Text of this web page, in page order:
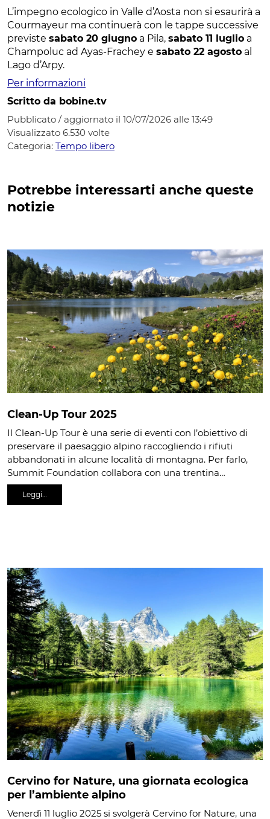
L’impegno ecologico in Valle d’Aosta non si esaurirà a
Courmayeur ma continuerà con le tappe successive
previste sabato 20 giugno a Pila, sabato 11 luglio a
Champoluc ad Ayas-Frachey e sabato 22 agosto al
Lago d’Arpy.
Per informazioni
Scritto da bobine.tv
Pubblicato / aggiornato il 10/07/2026 alle 13:49
Visualizzato 6.530 volte
Categoria: Tempo libero
Potrebbe interessarti anche queste
notizie
Clean-Up Tour 2025
Il Clean-Up Tour è una serie di eventi con l’obiettivo di
preservare il paesaggio alpino raccogliendo i rifiuti
abbandonati in alcune località di montagna. Per farlo,
Summit Foundation collabora con una trentina…
Leggi…
Cervino for Nature, una giornata ecologica
per l’ambiente alpino
Venerdì 11 luglio 2025 si svolgerà Cervino for Nature, una